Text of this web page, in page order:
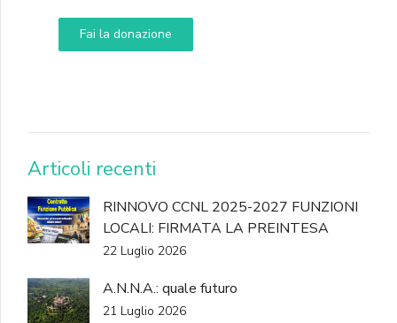
Fai la donazione
DONA
Articoli recenti
RINNOVO CCNL 2025-2027 FUNZIONI
LOCALI: FIRMATA LA PREINTESA
22 Luglio 2026
A.N.N.A.: quale futuro
21 Luglio 2026